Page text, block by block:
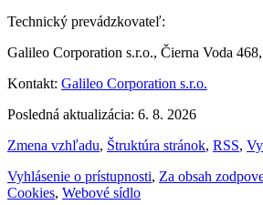
Technický prevádzkovateľ:
Galileo Corporation s.r.o., Čierna Voda
Kontakt: Galileo Corporation s.r.o.
Posledná aktualizácia: 6. 8. 2026
Zmena vzhľadu, Štruktúra stránok, RSS,
Vyhlásenie o prístupnosti, Za obsah
Cookies, Webové sídlo